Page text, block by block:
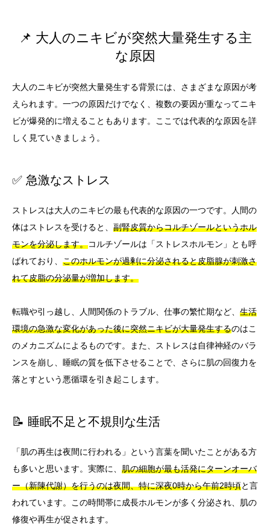
📌 大人のニキビが突然大量発生する主
な原因
大人のニキビが突然大量発生する背景には、さまざまな原因が考
えられます。一つの原因だけでなく、複数の要因が重なってニキ
ビが爆発的に増えることもあります。ここでは代表的な原因を詳
しく見ていきましょう。
✅ 急激なストレス
ストレスは大人のニキビの最も代表的な原因の一つです。人間の
体はストレスを受けると、 副腎皮質からコルチゾールというホル
モンを分泌します。コルチゾールは「ストレスホルモン」とも呼
ばれており、 このホルモンが過剰に分泌されると皮脂腺が刺激さ
れて皮脂の分泌量が増加します。
転職や引っ越し、人間関係のトラブル、仕事の繁忙期など、 生活
環境の急激な変化があった後に突然ニキビが大量発生するのはこ
のメカニズムによるものです。また、ストレスは自律神経のバラ
ンスを崩し、睡眠の質を低下させることで、さらに肌の回復力を
落とすという悪循環を引き起こします。
📝 睡眠不足と不規則な生活
「肌の再生は夜間に行われる」という言葉を聞いたことがある方
も多いと思います。実際に、 肌の細胞が最も活発にターンオーバ
ー（新陳代謝）を行うのは夜間、特に深夜0時から午前2時頃と言
われています。この時間帯に成長ホルモンが多く分泌され、肌の
修復や再生が促されます。